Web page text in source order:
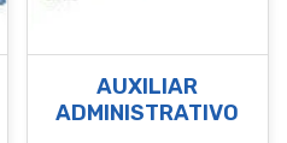
AUXILIAR
ADMINISTRATIVO